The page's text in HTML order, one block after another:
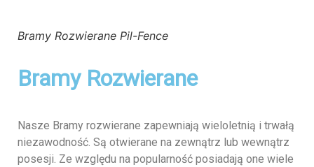
Bramy Rozwierane Pil-Fence
Bramy Rozwierane
Nasze Bramy rozwierane zapewniają wieloletnią i trwałą
niezawodność. Są otwierane na zewnątrz lub wewnątrz
posesji. Ze względu na popularność posiadają one wiele